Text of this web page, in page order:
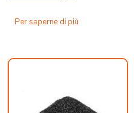
Per saperne di più